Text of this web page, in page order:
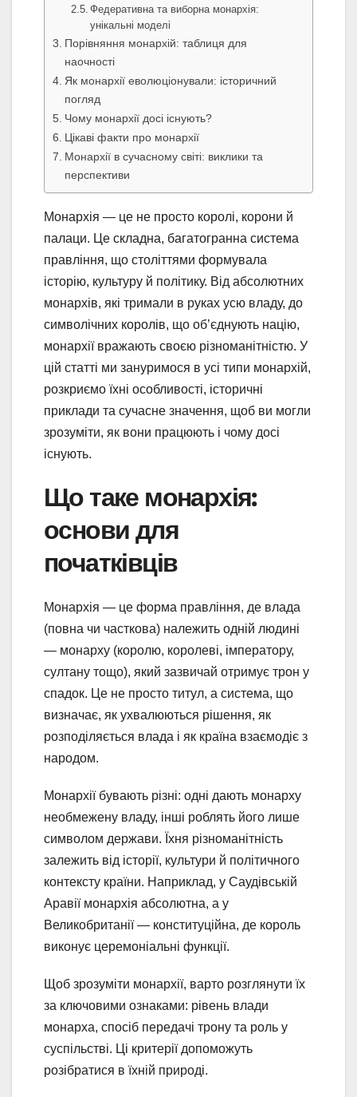
Федеративна та виборна монархія:
унікальні моделі
Порівняння монархій: таблиця для
наочності
Як монархії еволюціонували: історичний
погляд
Чому монархії досі існують?
Цікаві факти про монархії
Монархії в сучасному світі: виклики та
перспективи
Монархія — це не просто королі, корони й
палаци. Це складна, багатогранна система
правління, що століттями формувала
історію, культуру й політику. Від абсолютних
монархів, які тримали в руках усю владу, до
символічних королів, що об’єднують націю,
монархії вражають своєю різноманітністю. У
цій статті ми зануримося в усі типи монархій,
розкриємо їхні особливості, історичні
приклади та сучасне значення, щоб ви могли
зрозуміти, як вони працюють і чому досі
існують.
Що таке монархія:
основи для
початківців
Монархія — це форма правління, де влада
(повна чи часткова) належить одній людині
— монарху (королю, королеві, імператору,
султану тощо), який зазвичай отримує трон у
спадок. Це не просто титул, а система, що
визначає, як ухвалюються рішення, як
розподіляється влада і як країна взаємодіє з
народом.
Монархії бувають різні: одні дають монарху
необмежену владу, інші роблять його лише
символом держави. Їхня різноманітність
залежить від історії, культури й політичного
контексту країни. Наприклад, у Саудівській
Аравії монархія абсолютна, а у
Великобританії — конституційна, де король
виконує церемоніальні функції.
Щоб зрозуміти монархії, варто розглянути їх
за ключовими ознаками: рівень влади
монарха, спосіб передачі трону та роль у
суспільстві. Ці критерії допоможуть
розібратися в їхній природі.